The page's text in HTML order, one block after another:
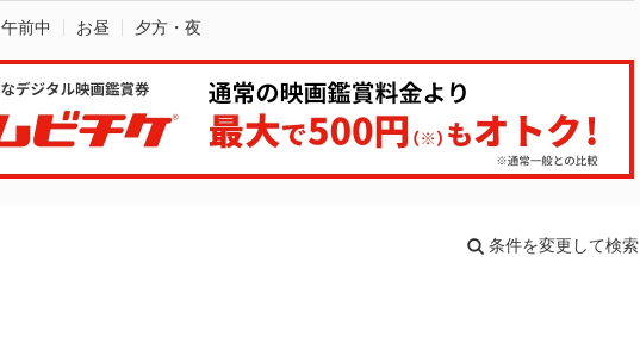
午前中 お昼 夕方・夜
条件を変更して検索